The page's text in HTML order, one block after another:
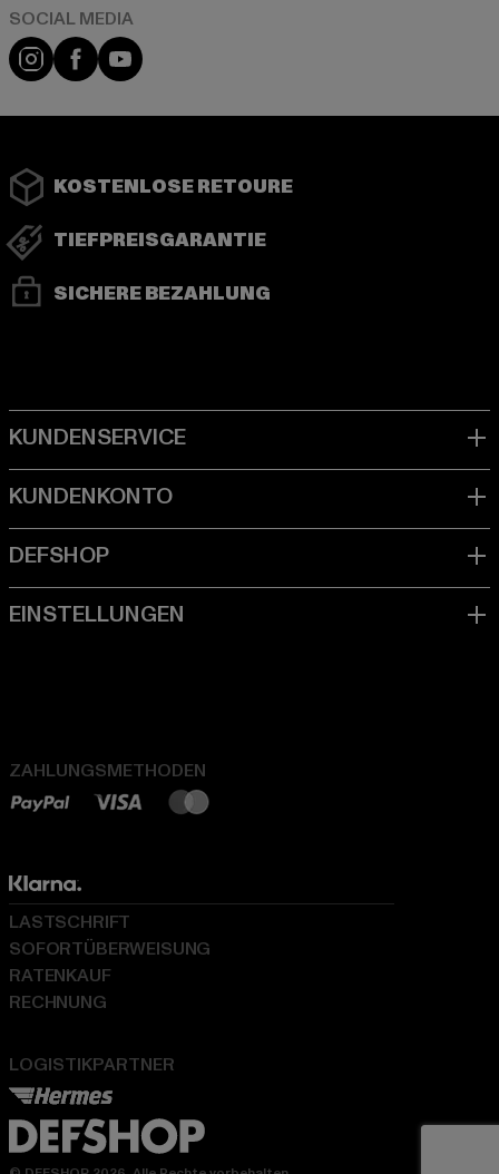
Instagram
FacebookYouTube
KOSTENLOSE RETOURE
TIEFPREISGARANTIE
SICHERE BEZAHLUNG
ZAHLUNGSMETHODEN
LOGISTIKPARTNER
LASTSCHRIFT
SOFORTÜBERWEISUNG
RATENKAUF
RECHNUNG